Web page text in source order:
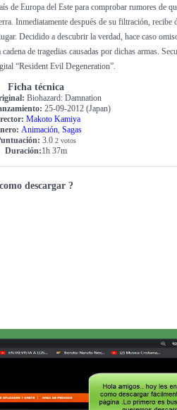
de Europa del Este para comprobar rumores de
Inmediatamente después de su filtración, recibe
Decidido a descubrir la verdad, hace caso
de tragedias causadas por dichas armas.
“Resident Evil Degeneration”.
Ficha técnica
Biohazard: Damnation
25-09-2012 (Japan)
Makoto Kamiya
Animación, Sagas
3.0 2 votos
Duración:1h 37m
descargar ?